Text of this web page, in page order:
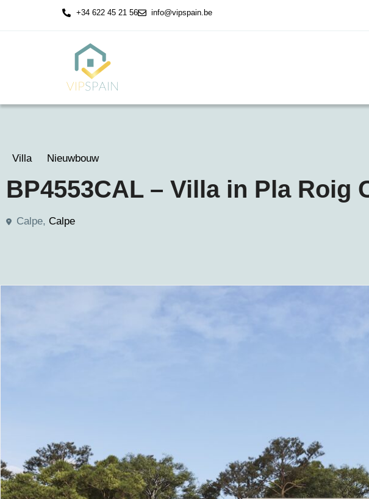
+34 622 45 21 56 info@vipspain.be
Villa Nieuwbouw
BP4553CAL – Villa in Pla Roig
Calpe, Calpe